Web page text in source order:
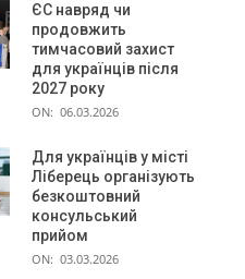
ЄС навряд чи
продовжить
тимчасовий захист
для українців після
2027 року
ON: 06.03.2026
Для українців у місті
Ліберець організують
безкоштовний
консульський
прийом
ON: 03.03.2026